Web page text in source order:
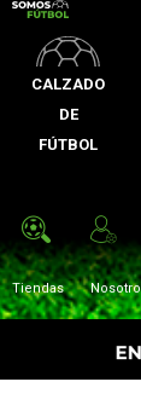
CALZADO
DE
FÚTBOL
Tiendas